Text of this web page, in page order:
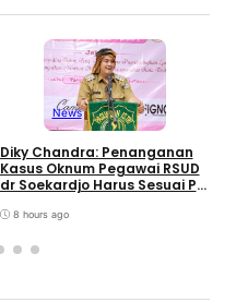
News
Diky Chandra: Penanganan
Kasus Oknum Pegawai RSUD
dr Soekardjo Harus Sesuai PP
8 hours ago